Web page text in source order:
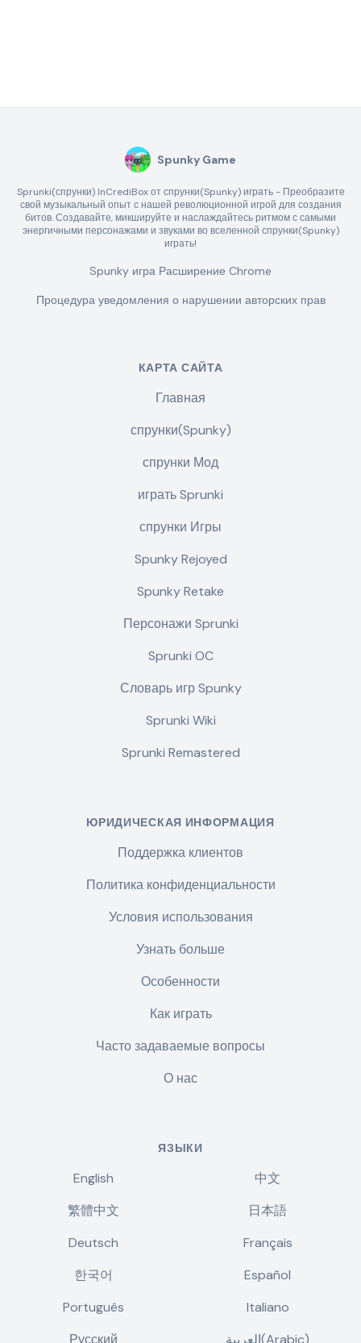
Spunky Game
Sprunki(спрунки) InCrediBox от спрунки(Spunky) играть - Преобразите
свой музыкальный опыт с нашей революционной игрой для создания
битов. Создавайте, микшируйте и наслаждайтесь ритмом с самыми
энергичными персонажами и звуками во вселенной спрунки(Spunky)
играть!
Spunky игра Расширение Chrome
Процедура уведомления о нарушении авторских прав
КАРТА САЙТА
Главная
спрунки(Spunky)
спрунки Мод
играть Sprunki
спрунки Игры
Spunky Rejoyed
Spunky Retake
Персонажи Sprunki
Sprunki OC
Словарь игр Spunky
Sprunki Wiki
Sprunki Remastered
ЮРИДИЧЕСКАЯ ИНФОРМАЦИЯ
Поддержка клиентов
Политика конфиденциальности
Условия использования
Узнать больше
Особенности
Как играть
Часто задаваемые вопросы
О нас
ЯЗЫКИ
English
中文
繁體中文
日本語
Deutsch
Français
한국어
Español
Português
Italiano
Русский
العربية(Arabic)